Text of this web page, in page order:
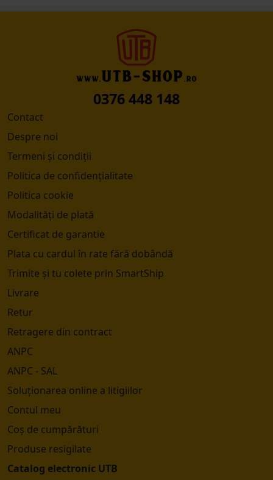
0376 448 148
Contact
Despre noi
Termeni și condiții
Politica de confidențialitate
Politica cookie
Modalități de plată
Certificat de garantie
Plata cu cardul în rate fără dobândă
Trimite și tu colete prin SmartShip
Livrare
Retur
Retragere din contract
ANPC
ANPC - SAL
Soluționarea online a litigiilor
Contul meu
Coș de cumpărături
Produse resigilate
Catalog electronic UTB